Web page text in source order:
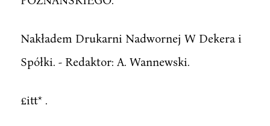
Nakładem Drukarni Nadwornej W Dekera i
Spółki. - Redaktor: A. Wannewski.
£itt* .